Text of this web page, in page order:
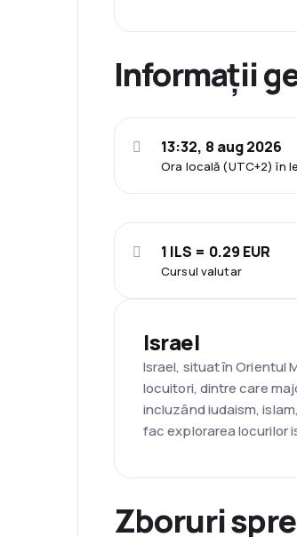
Informații
Ora locală (UTC+2) în
13:32, 8 aug 2026
Cursul valutar
1 ILS = 0.29 EUR
Israel
Israel, situat în Orientul
locuitori, dintre care
incluzând iudaism,
fac explorarea locurilor
Zboruri